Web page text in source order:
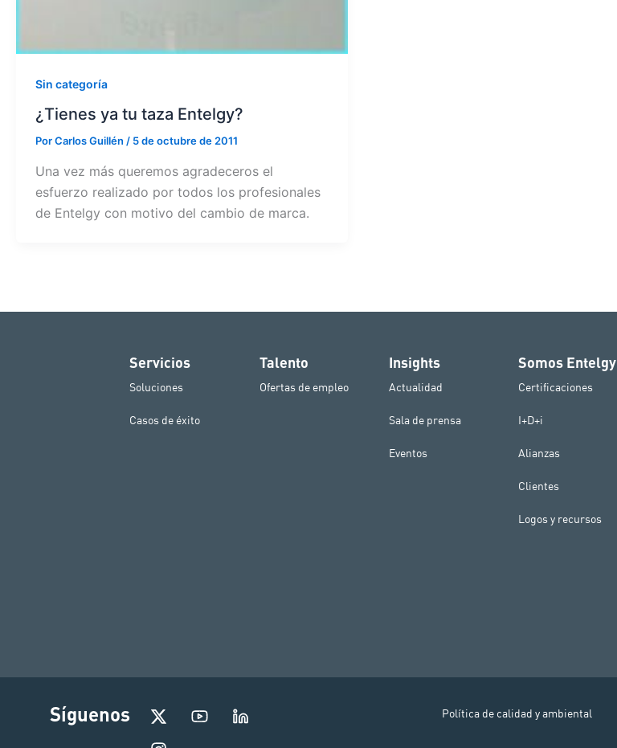
Sin categoría
¿Tienes ya tu taza Entelgy?
PorCarlos Guillén / 5 de octubre de 2011
Una vez más queremos agradeceros el
esfuerzo realizado por todos los profesionales
de Entelgy con motivo del cambio de marca.
Servicios
Soluciones
Casos de éxito
Talento
Ofertas de empleo
Insights
Actualidad
Sala de prensa
Eventos
Somos Entelgy
Certificaciones
I+D+i
Alianzas
Clientes
Logos y recursos
Síguenos
I
n
s
Política de calidad y ambiental